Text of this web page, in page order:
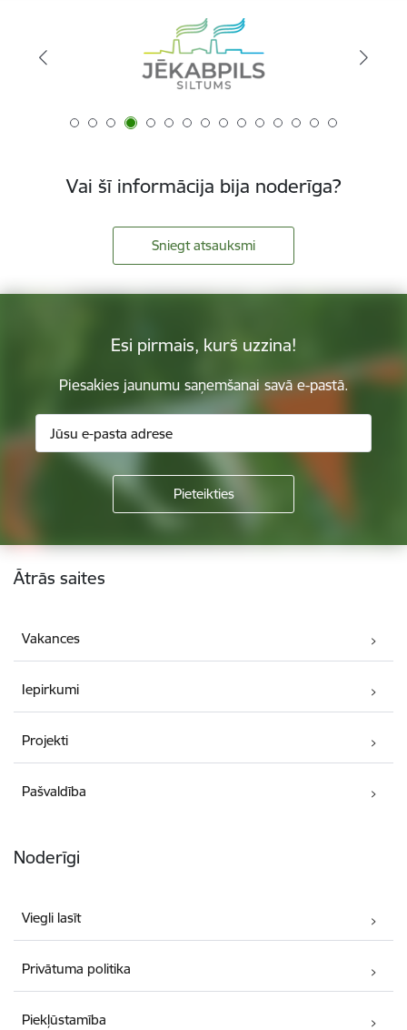
Vai šī informācija bija noderīga?
Sniegt atsauksmi
Esi pirmais, kurš uzzina!
Piesakies jaunumu saņemšanai savā e-pastā.
Kājene
Ātrās saites
Vakances
Iepirkumi
Projekti
Pašvaldība
Noderīgi
Viegli lasīt
Privātuma politika
Piekļūstamība